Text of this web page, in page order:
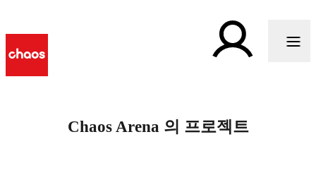
Chaos Arena 의 프로젝트